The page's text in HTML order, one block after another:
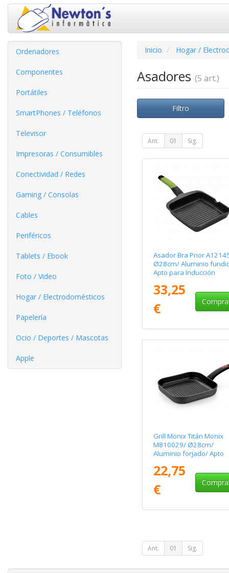
Ordenadores
Componentes
Portátiles
SmartPhones / Teléfonos
Televisor
Impresoras / Consumibles
Conectividad / Redes
Gaming / Consolas
Cables
Periféricos
Tablets / Ebook
Foto / Video
Hogar / Electrodomésticos
Papelería
Ocio / Deportes / Mascotas
Apple
Inicio Hogar /
Asadores (5 art.)
Filtro
Ant. 01 Sig.
Asador Bra Prior
Ø28cm/ Aluminio
Apto para Inducción
33,25
€
Grill Monix Titán Monix
M810029/ Ø28cm/
Aluminio forjado/ Apto
22,75
€
Ant. 01 Sig.